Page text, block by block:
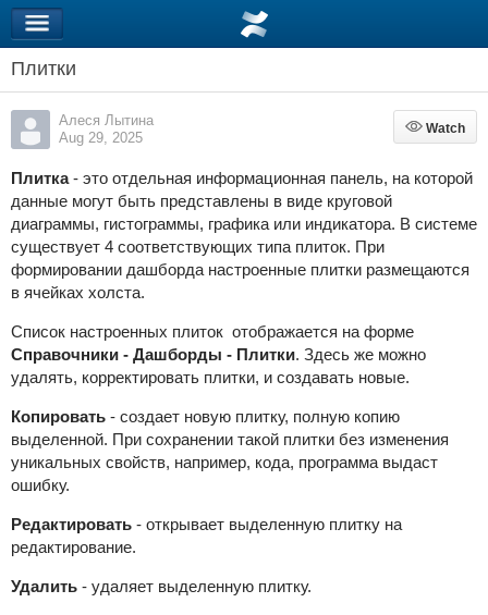
Плитки
Алеся Лытина
Aug 29, 2025
Watch
Watch
Плитка- это отдельная информационная панель, на которой
данные могут быть представлены в виде круговой
диаграммы, гистограммы, графика или индикатора. В системе
существует 4 соответствующих типа плиток. При
формировании дашборда настроенные плитки размещаются
в ячейках холста.
Список настроенных плиток отображается на форме
Справочники - Дашборды - Плитки. Здесь же можно
удалять, корректировать плитки, и создавать новые.
Копировать - создает новую плитку, полную копию
выделенной. При сохранении такой плитки без изменения
уникальных свойств, например, кода, программа выдаст
ошибку.
Редактировать - открывает выделенную плитку на
редактирование.
Удалить - удаляет выделенную плитку.